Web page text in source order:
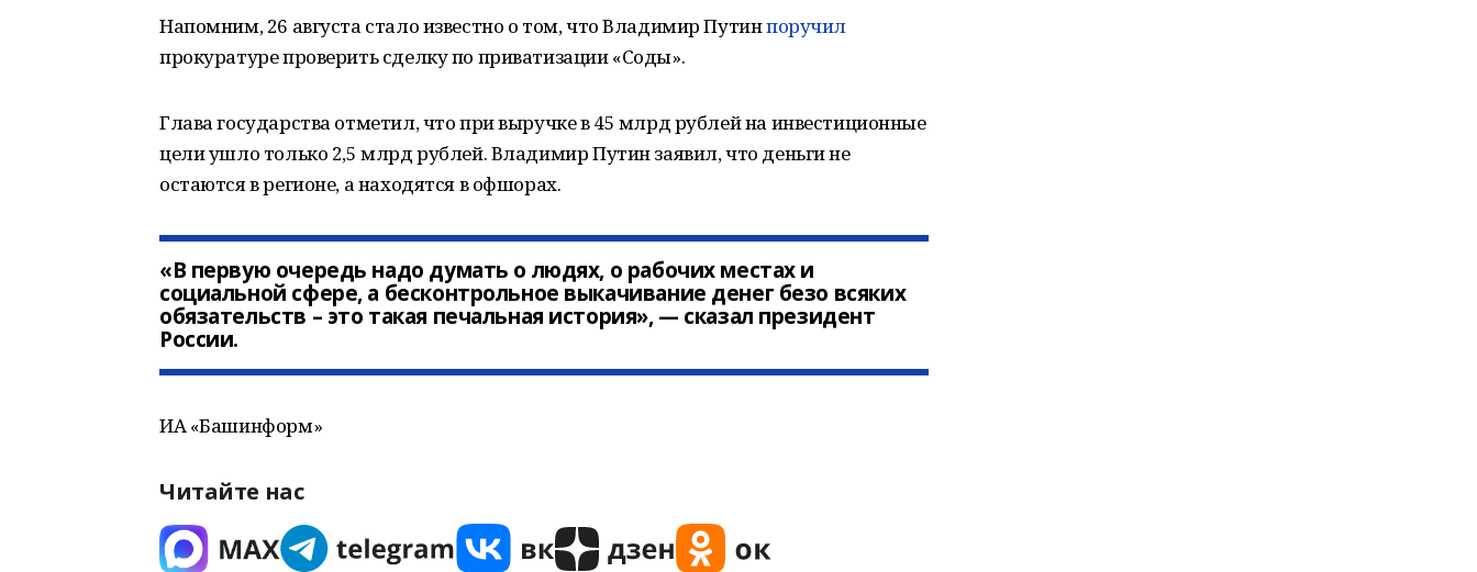
Напомним, 26 августа стало известно о том, что Владимир Путинпоручил
прокуратуре проверить сделку по приватизации «Соды».
Глава государства отметил, что при выручке в 45 млрд рублей на инвестиционные
цели ушло только 2,5 млрд рублей. Владимир Путин заявил, что деньги не
остаются в регионе, а находятся в офшорах.
«В первую очередь надо думать о людях, о рабочих местах и
социальной сфере, а бесконтрольное выкачивание денег безо всяких
обязательств – это такая печальная история», — сказал президент
России.
ИА «Башинформ»
Читайте нас